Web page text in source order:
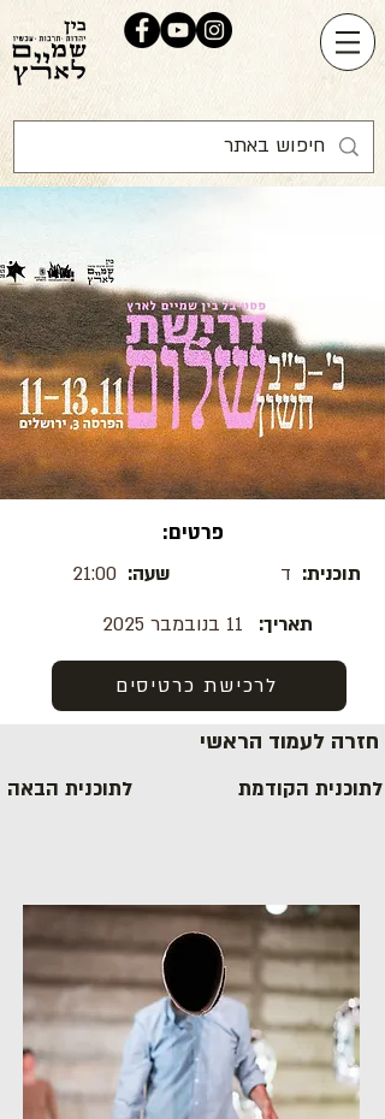
פרטים:
21:00 שעה: ד תוכנית:
11 בנובמבר 2025
תאריך:
לרכישת כרטיסים
חזרה לעמוד הראשי
לתוכנית הבאה לתוכנית הקודמת